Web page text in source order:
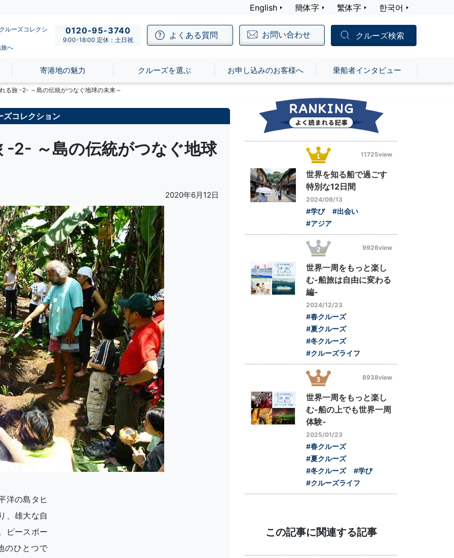
English 簡体字 繁体字 한국어
ルーズコレクシ
へ
0120-95-3740
9:00-18:00 定休：土日祝 よくある質問 お問い合わせ クルーズ検索
寄港地の魅力 クルーズを選ぶ お申し込みのお客様へ 乗船者インタビュー
る旅 -2- ～島の伝統がつなぐ地球の未来～
ズコレクション
-2- ～島の伝統がつなぐ地球
2020年6月12日
洋の島タヒ
、雄大な自
ピースボー
のひとつで
11725view
世界を知る船で過ごす
特別な12日間
2024/09/13
#学び
#出会い
#アジア
9926view
世界一周をもっと楽し
む-船旅は自由に変わる
編-
2024/12/23
#春クルーズ
#夏クルーズ
#冬クルーズ
#クルーズライフ
8938view
世界一周をもっと楽し
む-船の上でも世界一周
体験-
2025/01/23
#春クルーズ
#夏クルーズ
#冬クルーズ
#学び
#クルーズライフ
この記事に関連する記事